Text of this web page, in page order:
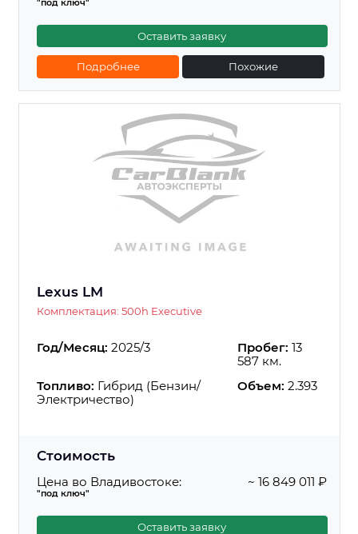
Оставить заявку
Подробнее Похожие
Lexus LM
Комплектация: 500h Executive
Год/Месяц: 2025/3 Пробег: 13
587 км.
Топливо: Гибрид (Бензин/
Электричество)
Объем: 2.393
Стоимость
Цена во Владивостоке:
"под ключ"
~ 16 849 011 ₽
Оставить заявку